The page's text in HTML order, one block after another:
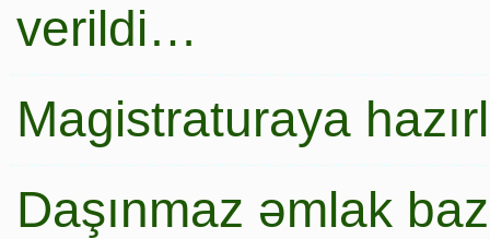
verildi…
Magistraturaya
Daşınmaz əmlak